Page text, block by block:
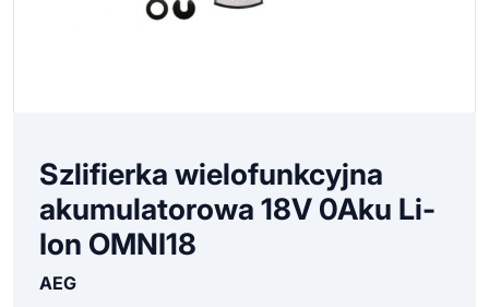
Szlifierka wielofunkcyjna
akumulatorowa 18V 0Aku Li-
Ion OMNI18
AEG